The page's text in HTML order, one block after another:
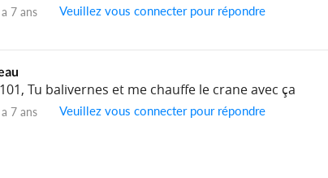
a 7 ans Veuillez vous connecter pour répondre
Tu balivernes et me chauffe le crane avec ça
a 7 ans Veuillez vous connecter pour répondre